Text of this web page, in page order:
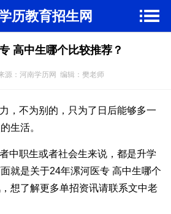
历教育招生网
高中生哪个比较推荐？
源：河南学历网 编辑：樊老师
，不为别的，只为了日后能够多一
生活。
中职生或者社会生来说，都是升学
就是关于24年漯河医专 高中生哪个
想了解更多单招资讯请联系文中老